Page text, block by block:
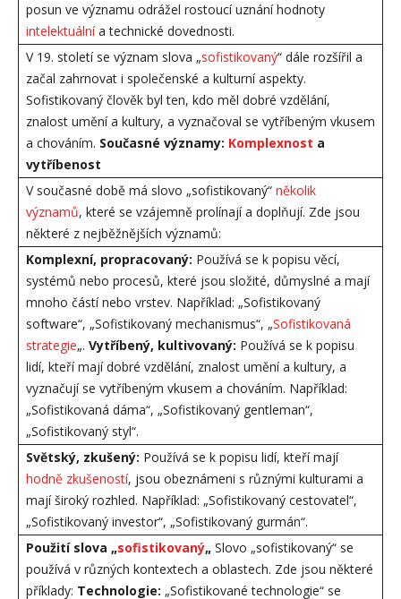
posun ve významu odrážel rostoucí uznání hodnoty
intelektuálnía technické dovednosti.
V 19. století se význam slova „sofistikovaný“ dále rozšířil a
začal zahrnovat i společenské a kulturní aspekty.
Sofistikovaný člověk byl ten, kdo měl dobré vzdělání,
znalost umění a kultury, a vyznačoval se vytříbeným vkusem
a chováním. Současné významy: Komplexnost a
vytříbenost
V současné době má slovo „sofistikovaný“ několik
významů, které se vzájemně prolínají a doplňují. Zde jsou
některé z nejběžnějších významů:
Komplexní, propracovaný: Používá se k popisu věcí,
systémů nebo procesů, které jsou složité, důmyslné a mají
mnoho částí nebo vrstev. Například: „Sofistikovaný
software“, „Sofistikovaný mechanismus“, „Sofistikovaná
strategie„. Vytříbený, kultivovaný: Používá se k popisu
lidí, kteří mají dobré vzdělání, znalost umění a kultury, a
vyznačují se vytříbeným vkusem a chováním. Například:
„Sofistikovaná dáma“, „Sofistikovaný gentleman“,
„Sofistikovaný styl“.
Světský, zkušený: Používá se k popisu lidí, kteří mají
hodně zkušeností, jsou obeznámeni s různými kulturami a
mají široký rozhled. Například: „Sofistikovaný cestovatel“,
„Sofistikovaný investor“, „Sofistikovaný gurmán“.
Použití slova „sofistikovaný„ Slovo „sofistikovaný“ se
používá v různých kontextech a oblastech. Zde jsou některé
příklady: Technologie: „Sofistikované technologie“ se